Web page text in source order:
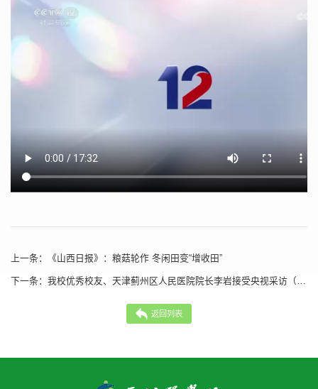
上一条： 《山西日报》：粮菇轮作 冬闲田变“增收田”
下一条： 我校优秀校友、天津蓟州区人民医院院长李岩接受央视采访（一）
返回列表